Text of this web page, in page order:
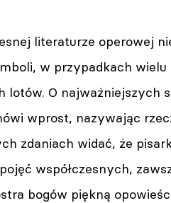
literaturze operowej
w przypadkach
lotów. O najważniejszych
wprost, nazywając
zdaniach widać, że
współczesnych,
bogów piękną